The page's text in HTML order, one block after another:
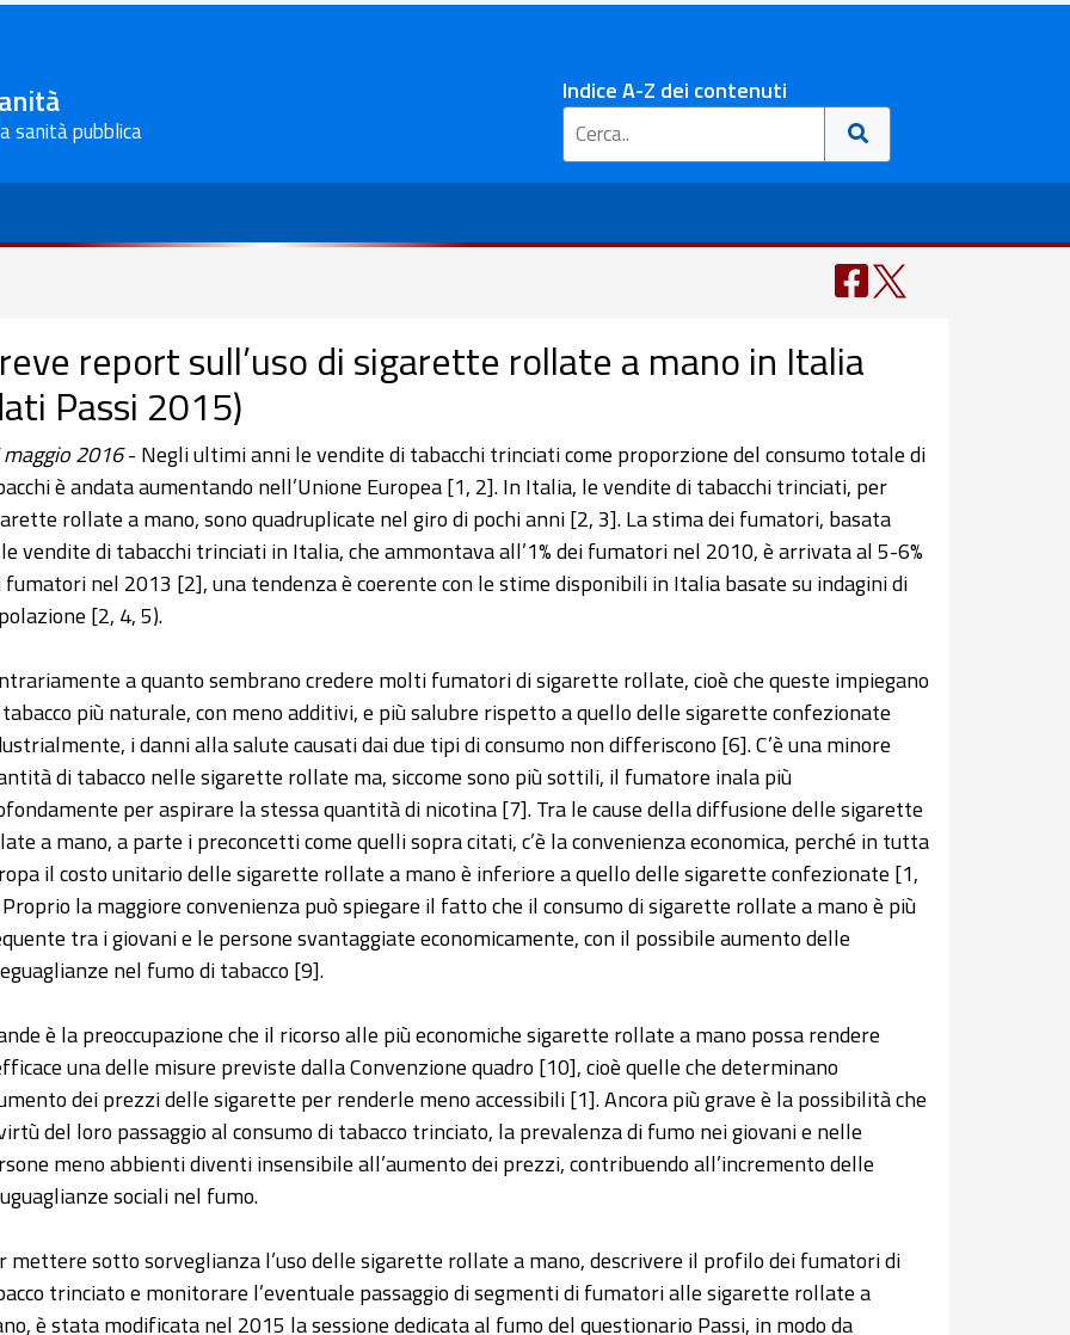
sanità pubblica
Indice A-Z dei contenuti
report sull’uso di sigarette rollate a mano in Italia
Passi 2015)
2016- Negli ultimi anni le vendite di tabacchi trinciati come proporzione del consumo totale di
è andata aumentando nell’Unione Europea [1, 2]. In Italia, le vendite di tabacchi trinciati, per
rollate a mano, sono quadruplicate nel giro di pochi anni [2, 3]. La stima dei fumatori, basata
vendite di tabacchi trinciati in Italia, che ammontava all’1% dei fumatori nel 2010, è arrivata al 5-6%
fumatori nel 2013 [2], una tendenza è coerente con le stime disponibili in Italia basate su indagini di
[2, 4, 5).
a quanto sembrano credere molti fumatori di sigarette rollate, cioè che queste impiegano
più naturale, con meno additivi, e più salubre rispetto a quello delle sigarette confezionate
i danni alla salute causati dai due tipi di consumo non differiscono [6]. C’è una minore
di tabacco nelle sigarette rollate ma, siccome sono più sottili, il fumatore inala più
per aspirare la stessa quantità di nicotina [7]. Tra le cause della diffusione delle sigarette
a mano, a parte i preconcetti come quelli sopra citati, c’è la convenienza economica, perché in tutta
il costo unitario delle sigarette rollate a mano è inferiore a quello delle sigarette confezionate [1,
la maggiore convenienza può spiegare il fatto che il consumo di sigarette rollate a mano è più
tra i giovani e le persone svantaggiate economicamente, con il possibile aumento delle
nel fumo di tabacco [9].
è la preoccupazione che il ricorso alle più economiche sigarette rollate a mano possa rendere
una delle misure previste dalla Convenzione quadro [10], cioè quelle che determinano
dei prezzi delle sigarette per renderle meno accessibili [1]. Ancora più grave è la possibilità che
del loro passaggio al consumo di tabacco trinciato, la prevalenza di fumo nei giovani e nelle
meno abbienti diventi insensibile all’aumento dei prezzi, contribuendo all’incremento delle
sociali nel fumo.
mettere sotto sorveglianza l’uso delle sigarette rollate a mano, descrivere il profilo dei fumatori di
trinciato e monitorare l’eventuale passaggio di segmenti di fumatori alle sigarette rollate a
è stata modificata nel 2015 la sessione dedicata al fumo del questionario Passi, in modo da